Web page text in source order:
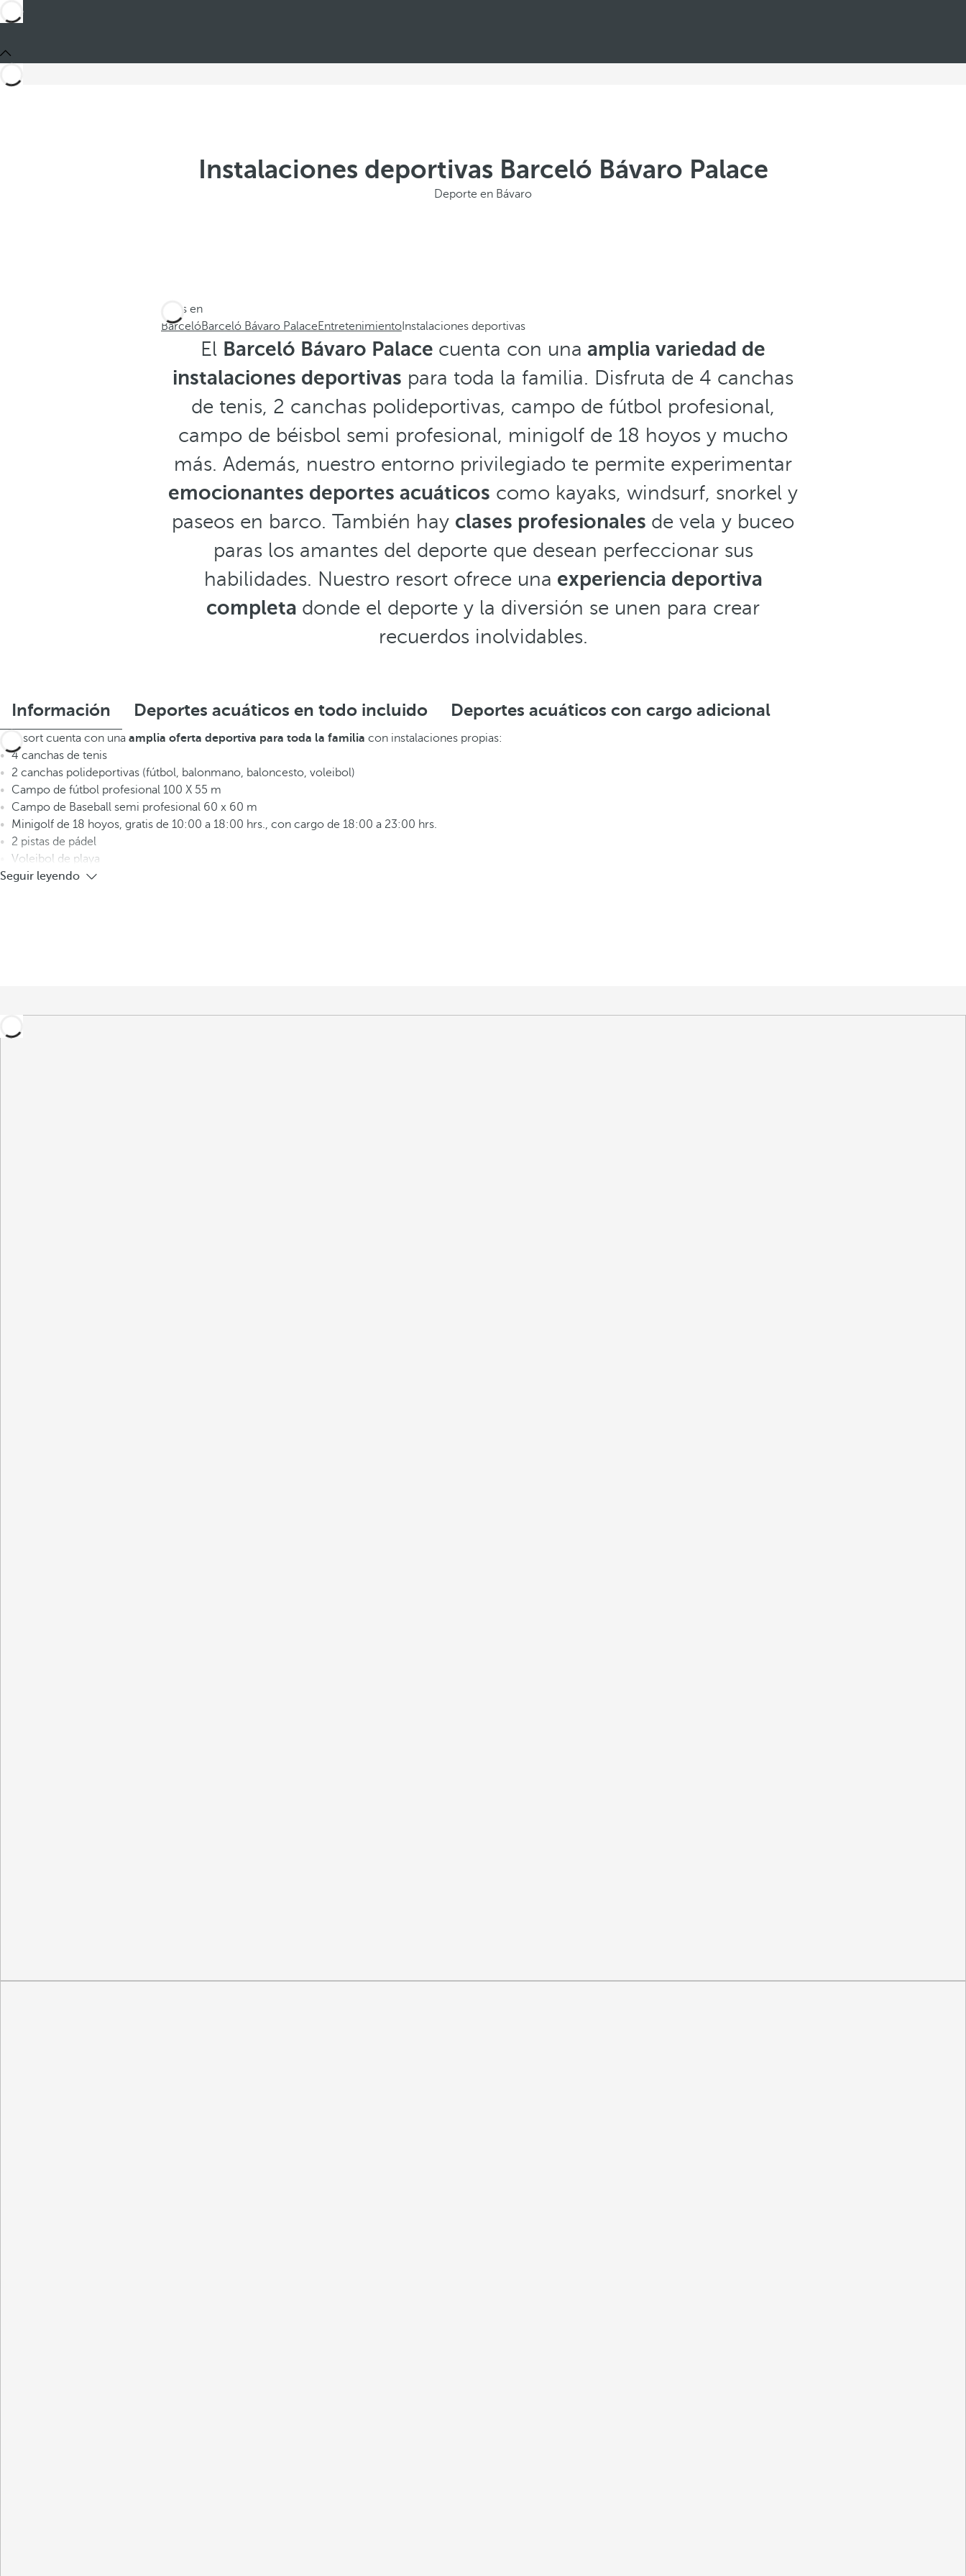
Instalaciones deportivas Barceló Bávaro Palace
Deporte en Bávaro
Estás en
BarcelóBarceló Bávaro PalaceEntretenimiento Instalaciones deportivas
El Barceló Bávaro Palace cuenta con una amplia variedad de
instalaciones deportivas para toda la familia. Disfruta de 4 canchas
de tenis, 2 canchas polideportivas, campo de fútbol profesional,
campo de béisbol semi profesional, minigolf de 18 hoyos y mucho
más. Además, nuestro entorno privilegiado te permite experimentar
emocionantes deportes acuáticos como kayaks, windsurf, snorkel y
paseos en barco. También hay clases profesionales de vela y buceo
paras los amantes del deporte que desean perfeccionar sus
habilidades. Nuestro resort ofrece una experiencia deportiva
completa donde el deporte y la diversión se unen para crear
recuerdos inolvidables.
Información Deportes acuáticos en todo incluido Deportes acuáticos con cargo adicional
El resort cuenta con una amplia oferta deportiva para toda la familia con instalaciones propias:
4 canchas de tenis
2 canchas polideportivas (fútbol, balonmano, baloncesto, voleibol)
Campo de fútbol profesional 100 X 55 m
Campo de Baseball semi profesional 60 x 60 m
Minigolf de 18 hoyos, gratis de 10:00 a 18:00 hrs., con cargo de 18:00 a 23:00 hrs.
2 pistas de pádel
Voleibol de playa
Seguir leyendo